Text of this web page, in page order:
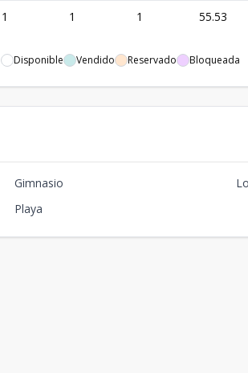
1 1 1 55.53
Disponible Vendido Reservado Bloqueada
Gimnasio
Playa